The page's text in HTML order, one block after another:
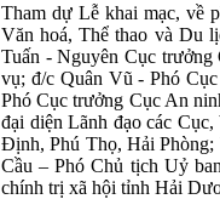
Tham dự Lễ khai mạc, về
Văn hoá, Thể thao và Du
Tuấn - Nguyên Cục
vụ; đ/c Quân Vũ - Phó
Phó Cục trưởng Cục An
đại diện Lãnh đạo các
Định, Phú Thọ, Hải
Cầu – Phó Chủ tịch Uỷ
chính trị xã hội tỉnh Hải